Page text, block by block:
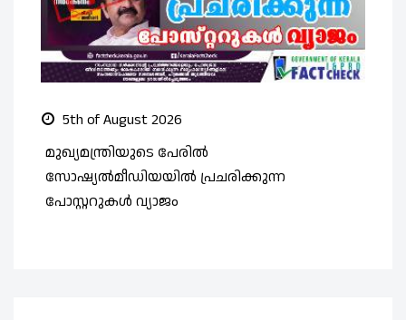
5th of August 2026
മുഖ്യമന്ത്രിയുടെ പേരിൽ
സോഷ്യൽമീഡിയയിൽ പ്രചരിക്കുന്ന
പോസ്റ്ററുകൾ വ്യാജം